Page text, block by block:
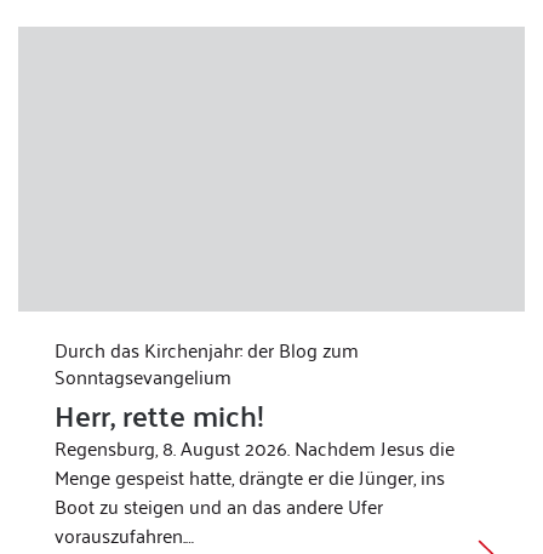
Durch das Kirchenjahr: der Blog zum
Sonntagsevangelium
Herr, rette mich!
Regensburg, 8. August 2026. Nachdem Jesus die
Menge gespeist hatte, drängte er die Jünger, ins
Boot zu steigen und an das andere Ufer
vorauszufahren.…